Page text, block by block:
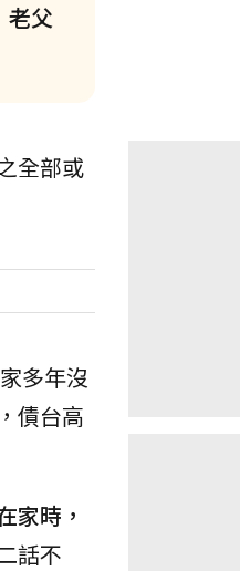
老父
全部或
多年沒
債台高
家時，
話不